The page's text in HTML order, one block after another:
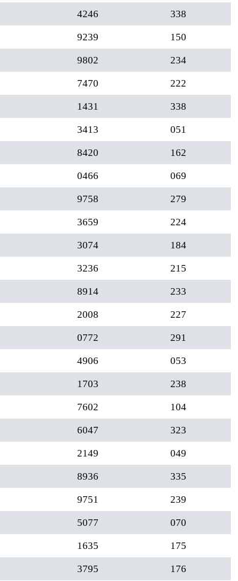
4246 338
9239 150
9802 234
7470 222
1431 338
3413 051
8420 162
0466 069
9758 279
3659 224
3074 184
3236 215
8914 233
2008 227
0772 291
4906 053
1703 238
7602 104
6047 323
2149 049
8936 335
9751 239
5077 070
1635 175
3795 176